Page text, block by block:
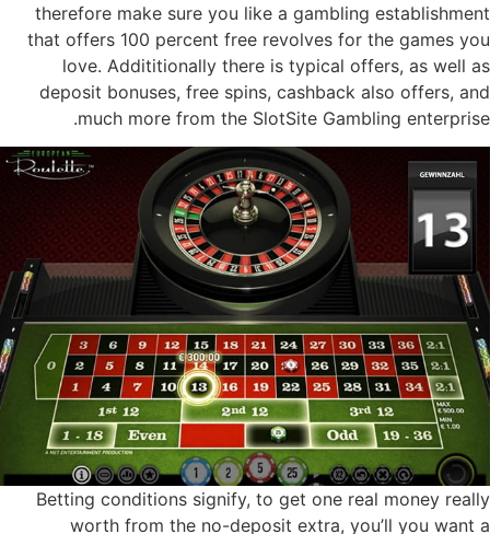
therefore make sure you like a gambling establishment
that offers 100 percent free revolves for the games you
love. Addititionally there is typical offers, as well as
deposit bonuses, free spins, cashback also offers, and
much more from the SlotSite Gambling enterprise.
Betting conditions signify, to get one real money really
worth from the no-deposit extra, you’ll you want a